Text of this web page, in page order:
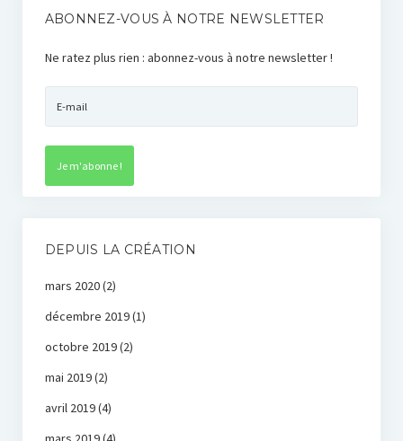
ABONNEZ-VOUS À NOTRE NEWSLETTER
Ne ratez plus rien : abonnez-vous à notre newsletter !
DEPUIS LA CRÉATION
mars 2020(2)
décembre 2019(1)
octobre 2019(2)
mai 2019(2)
avril 2019(4)